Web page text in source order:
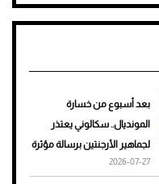
نرى المستقبل من خلال
تصميماتنا.. كيف حجزت 1886
تمنحك فخامة استثنائية
هوى الأبطال
بعد أسبوع من خسارة
المونديال.. سكالوني يعتذر
لجماهير الأرجنتين برسالة مؤثرة
2026-07-27